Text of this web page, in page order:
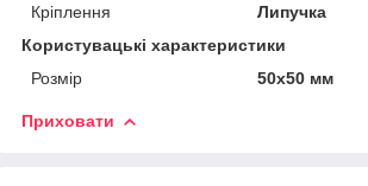
Кріплення
Липучка
Користувацькі характеристики
Розмір
50х50 мм
Приховати